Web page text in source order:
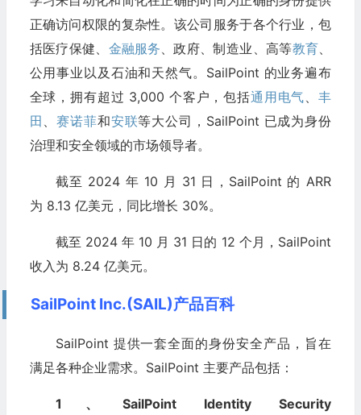
正确访问权限的复杂性。该公司服务于各个行业，包
括医疗保健、 金融服务、政府、制造业、高等教育、
公用事业以及石油和天然气。SailPoint 的业务遍布
全球，拥有超过 3,000 个客户，包括通用电气、 丰
田 、赛诺菲和安联等大公司，SailPoint 已成为身份
治理和安全领域的市场领导者。
截至 2024 年 10 月 31 日，SailPoint 的 ARR
为 8.13 亿美元，同比增长 30%。
截至 2024 年 10 月 31 日的 12 个月，SailPoint
收入为 8.24 亿美元。
SailPoint Inc.(SAIL)产品百科
SailPoint 提供一套全面的身份安全产品，旨在
满足各种企业需求。SailPoint 主要产品包括：
1、SailPoint Identity Security